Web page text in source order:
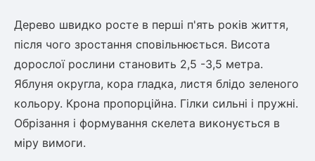
Дерево швидко росте в перші п'ять років життя,
після чого зростання сповільнюється. Висота
дорослої рослини становить 2,5 -3,5 метра.
Яблуня округла, кора гладка, листя блідо зеленого
кольору. Крона пропорційна. Гілки сильні і пружні.
Обрізання і формування скелета виконується в
міру вимоги.